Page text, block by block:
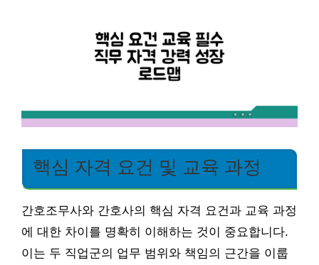
핵심 자격 요건 및 교육 과정
간호조무사와 간호사의 핵심 자격 요건과 교육 과정
에 대한 차이를 명확히 이해하는 것이 중요합니다.
이는 두 직업군의 업무 범위와 책임의 근간을 이룹